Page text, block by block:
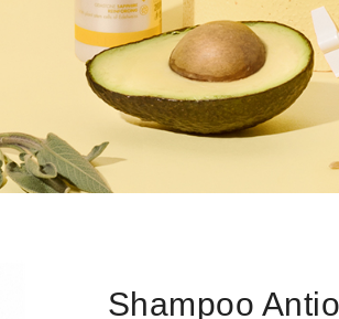
Shampoo